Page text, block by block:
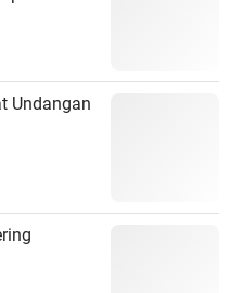
Undangan